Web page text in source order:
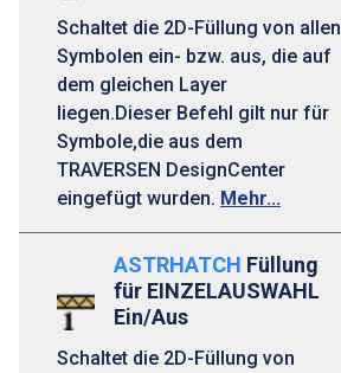
Schaltet die 2D-Füllung von allen
Symbolen ein- bzw. aus, die auf
dem gleichen Layer
liegen.Dieser Befehl gilt nur für
Symbole,die aus dem
TRAVERSEN DesignCenter
eingefügt wurden. Mehr...
ASTRHATCH Füllung
für EINZELAUSWAHL
Ein/Aus
Schaltet die 2D-Füllung von